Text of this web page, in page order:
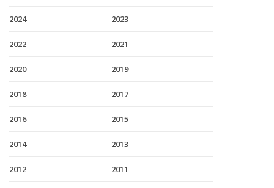
2024 2023
2022 2021
2020 2019
2018 2017
2016 2015
2014 2013
2012 2011